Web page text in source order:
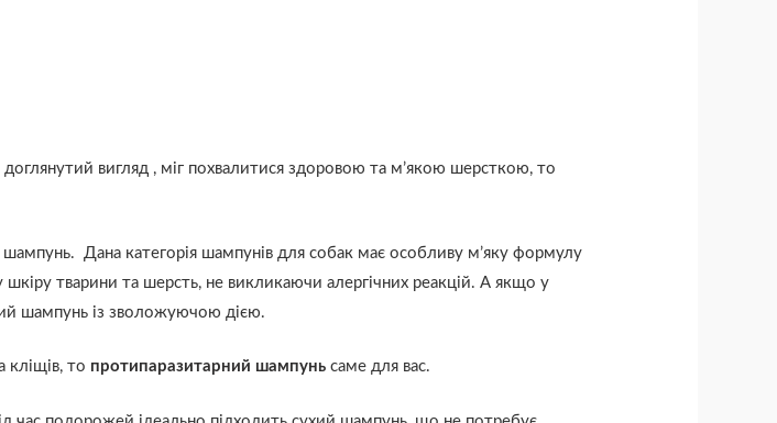
вигляд , міг похвалитися здоровою та м’якою шерсткою, то
Дана категорія шампунів для собак має особливу м’яку формулу
тварини та шерсть, не викликаючи алергічних реакцій. А якщо у
шампунь із зволожуючою дією.
кліщів, то протипаразитарний шампунь саме для вас.